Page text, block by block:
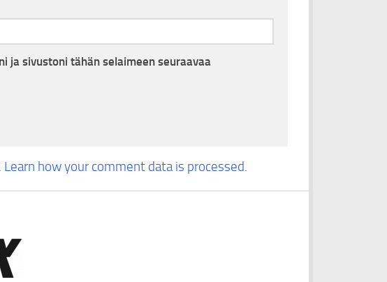
ja sivustoni tähän selaimeen seuraavaa
Learn how your comment data is processed.